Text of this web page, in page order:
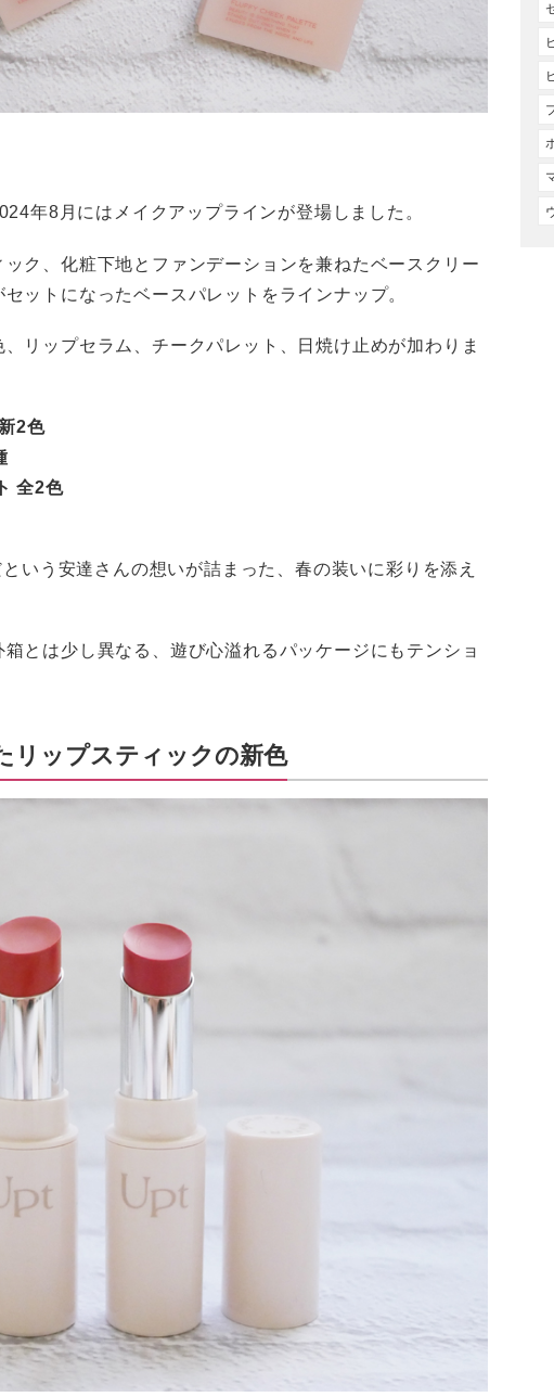
年8月にはメイクアップラインが登場しました。
ク、化粧下地とファンデーションを兼ねたベースクリー
ットになったベースパレットをラインナップ。
リップセラム、チークパレット、日焼け止めが加わりま
2色
全2色
という安達さんの想いが詰まった、春の装いに彩りを添え
とは少し異なる、遊び心溢れるパッケージにもテンショ
リップスティックの新色